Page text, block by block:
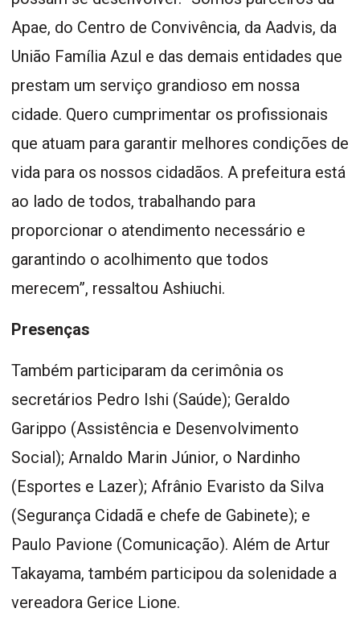
Apae, do Centro de Convivência, da Aadvis, da
União Família Azul e das demais entidades que
prestam um serviço grandioso em nossa
cidade. Quero cumprimentar os profissionais
que atuam para garantir melhores condições de
vida para os nossos cidadãos. A prefeitura está
ao lado de todos, trabalhando para
proporcionar o atendimento necessário e
garantindo o acolhimento que todos
merecem”, ressaltou Ashiuchi.
Presenças
Também participaram da cerimônia os
secretários Pedro Ishi (Saúde); Geraldo
Garippo (Assistência e Desenvolvimento
Social); Arnaldo Marin Júnior, o Nardinho
(Esportes e Lazer); Afrânio Evaristo da Silva
(Segurança Cidadã e chefe de Gabinete); e
Paulo Pavione (Comunicação). Além de Artur
Takayama, também participou da solenidade a
vereadora Gerice Lione.